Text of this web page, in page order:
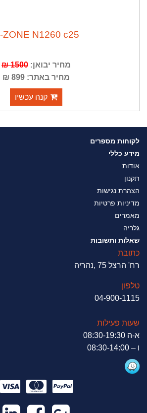
C-ZONE N1260 c25
מחיר יבואן:1500 ₪
מחיר באתר: 899 ₪
קנה עכשיו
לקוחות מספרים
מידע כללי
אודות
תקנון
הצהרת נגישות
מדיניות פרטיות
מאמרים
גלריה
שאלות ותשובות
כתובת
רח' הרצל 75 ,נהריה
טלפון
04-900-1115
שעות פעילות
א-ה 08:30-19:30
ו – 08:30-14:00